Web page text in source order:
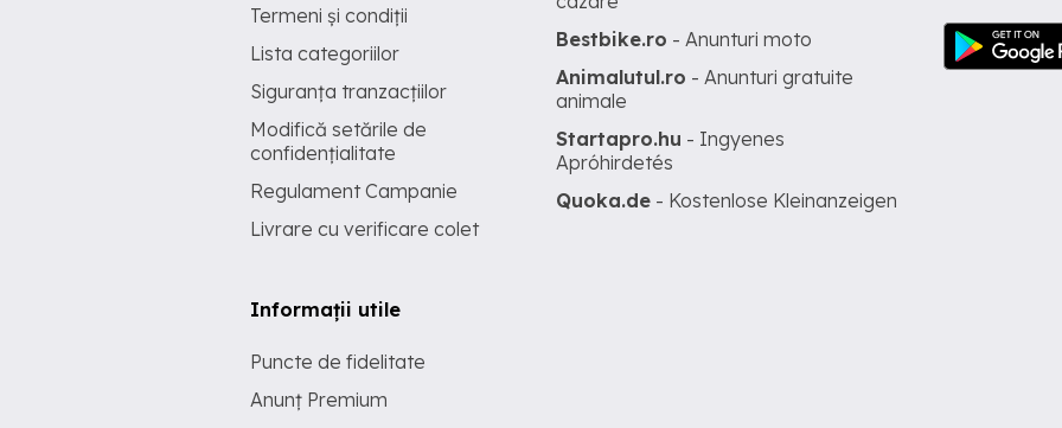
Termeni și condiții
Lista categoriilor
Siguranța tranzacțiilor
Modifică setările de
confidențialitate
Regulament Campanie
Livrare cu verificare colet
Informații utile
Puncte de fidelitate
Anunț Premium
Bestbike.ro - Anunturi moto
Animalutul.ro - Anunturi gratuite
animale
Startapro.hu - Ingyenes
Apróhirdetés
Quoka.de - Kostenlose Kleinanzeigen